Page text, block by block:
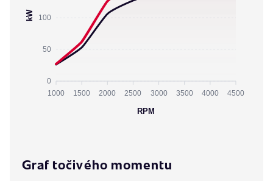
100
50
0
kW
1000 1500 2000 2500 3000 3500 4000 4500
RPM
Graf točivého momentu